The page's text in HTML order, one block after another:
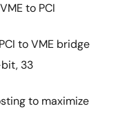
to PCI
to VME bridge
33
to maximize